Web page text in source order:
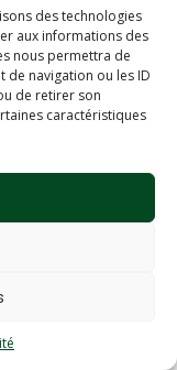
des technologies
aux informations des
nous permettra de
navigation ou les ID
de retirer son
caractéristiques
m et a des feuilles
rouge rosé à
m à 10 ans) a un
été et pourpre à
2 m à 10 ans) a
vernissé, puis
Silhouette’ a
‘Thea’ devient
plus petite taille,